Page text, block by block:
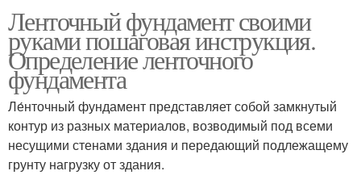
Ленточный фундамент своими
руками пошаговая инструкция.
Определение ленточного
фундамента
Ле́нточный фундамент представляет собой замкнутый
контур из разных материалов, возводимый под всеми
несущими стенами здания и передающий подлежащему
грунту нагрузку от здания.